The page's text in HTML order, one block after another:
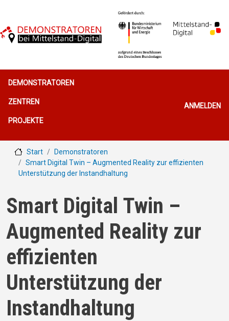
Hauptnavigation
DEMONSTRATOREN
ZENTREN
PROJEKTE
ANMELDEN
Start
Demonstratoren
Smart Digital Twin – Augmented Reality zur effizienten
Unterstützung der Instandhaltung
Smart Digital Twin –
Augmented Reality zur
effizienten
Unterstützung der
Instandhaltung